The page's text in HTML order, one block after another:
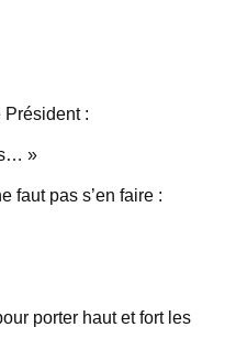
:
»
faut pas s’en faire :
porter haut et fort les